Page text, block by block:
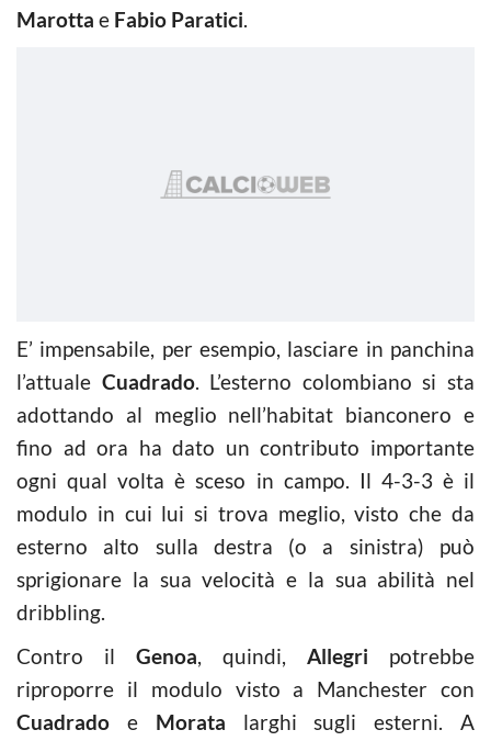
Marotta e Fabio Paratici.
E’ impensabile, per esempio, lasciare in panchina
l’attuale Cuadrado. L’esterno colombiano si sta
adottando al meglio nell’habitat bianconero e
fino ad ora ha dato un contributo importante
ogni qual volta è sceso in campo. Il 4-3-3 è il
modulo in cui lui si trova meglio, visto che da
esterno alto sulla destra (o a sinistra) può
sprigionare la sua velocità e la sua abilità nel
dribbling.
Contro il Genoa, quindi, Allegri potrebbe
riproporre il modulo visto a Manchester con
Cuadrado e Morata larghi sugli esterni. A